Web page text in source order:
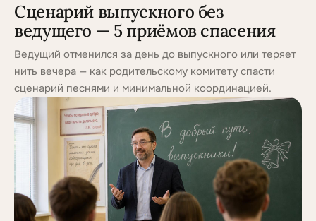
Сценарий выпускного без
ведущего — 5 приёмов спасения
Ведущий отменился за день до выпускного или теряет
нить вечера — как родительскому комитету спасти
сценарий песнями и минимальной координацией.